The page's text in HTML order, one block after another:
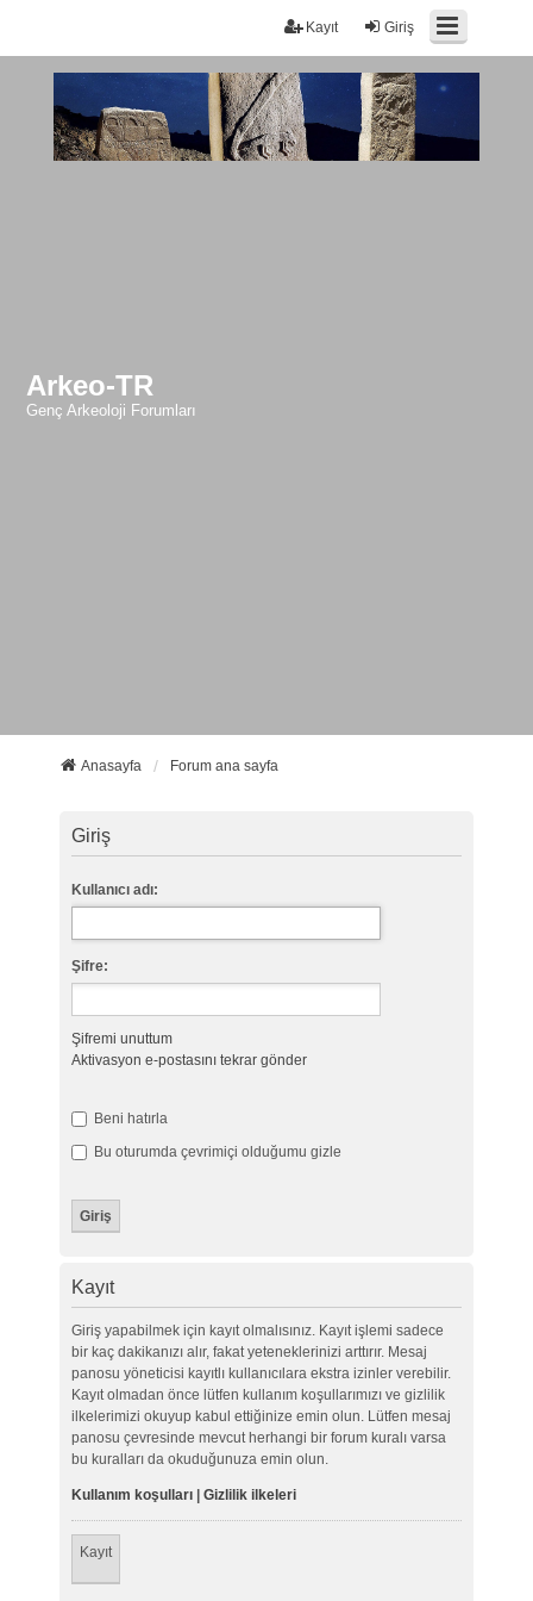
Giriş
Kayıt
Arkeo-TR
Genç Arkeoloji Forumları
Anasayfa Forum ana sayfa
Giriş
Kullanıcı adı:
Şifre:
Şifremi unuttum
Aktivasyon e-postasını tekrar gönder
Beni hatırla
Bu oturumda çevrimiçi olduğumu gizle
Kayıt
Giriş yapabilmek için kayıt olmalısınız. Kayıt işlemi sadece
bir kaç dakikanızı alır, fakat yeteneklerinizi arttırır. Mesaj
panosu yöneticisi kayıtlı kullanıcılara ekstra izinler verebilir.
Kayıt olmadan önce lütfen kullanım koşullarımızı ve gizlilik
ilkelerimizi okuyup kabul ettiğinize emin olun. Lütfen mesaj
panosu çevresinde mevcut herhangi bir forum kuralı varsa
bu kuralları da okuduğunuza emin olun.
Kullanım koşulları| Gizlilik ilkeleri
Kayıt